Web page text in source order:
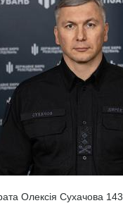
Олексія Сухачова